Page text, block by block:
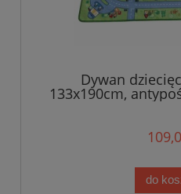
Dywan
133x190cm,
do